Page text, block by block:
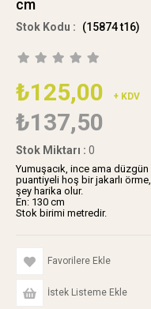
cm
(15874 t16)
₺125,00 + KDV
₺137,50
Stok Miktarı : 0
Yumuşacık, ince ama
puantiyeli hoş bir jakarlı
şey harika olur.
En: 130 cm
Stok birimi metredir.
Favorilere Ekle
İstek Listeme Ekle